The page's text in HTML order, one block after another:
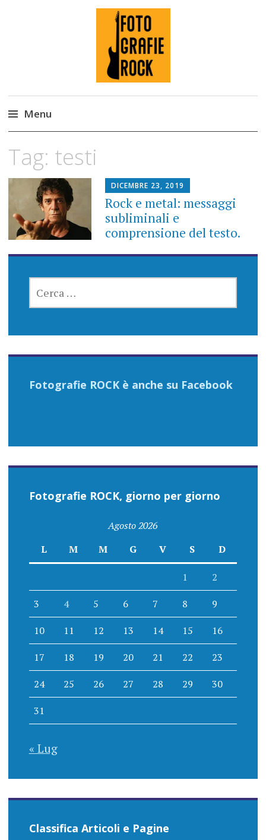
Fotografie ROCK
Menu
content
Tag: testi
DICEMBRE 23, 2019
Rock e metal: messaggi
subliminali e
comprensione del testo.
PER:
Fotografie ROCK è anche su Facebook
Fotografie ROCK, giorno per giorno
Agosto 2026
L
M M G V S D
1 2
3 4 5 6 7 8 9
10 11 12 13 14 15 16
17 18 19 20 21 22 23
24 25 26 27 28 29 30
31
« Lug
Classifica Articoli e Pagine